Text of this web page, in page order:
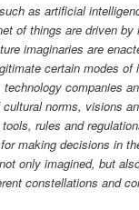
as artificial
of things are driven by
imaginaries are
certain modes of
companies
norms, visions
rules and
making decisions in
only imagined, but
constellations and